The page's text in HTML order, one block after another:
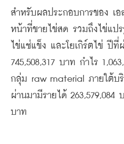
สำหรับผลประกอบการของ เอ
หน้าที่ขายไข่สด รวมถึงไข่แป
ไข่แช่แข็ง และโยเกิร์ตไข่ ปีที่
745,508,317 บาท กำไร
กลุ่ม raw material ภายใต้บ
ผ่านมามีรายได้ 263,579,084
บาท